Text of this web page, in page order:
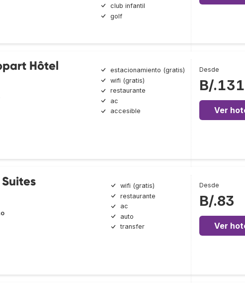
club infantil
golf
Hôtel
estacionamiento (gratis)
wifi (gratis)
restaurante
ac
accesible
Desde
B/.131
Ver
wifi (gratis)
restaurante
ac
auto
transfer
Desde
B/.83
Ver